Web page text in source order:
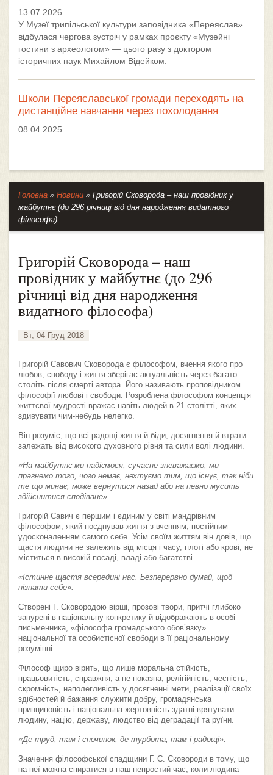
13.07.2026
У Музеї трипільської культури заповідника «Переяслав»
відбулася чергова зустріч у рамках проєкту «Музейні
гостини з археологом» — цього разу з доктором
історичних наук Михайлом Відейком.
Школи Переяславської громади переходять на
дистанційне навчання через похолодання
08.04.2025
Головна » Новини » Григорій Сковорода – наш провідник у
майбутнє (до 296 річниці від дня народження видатного
філософа)
Григорій Сковорода – наш
провідник у майбутнє (до 296
річниці від дня народження
видатного філософа)
Вт, 04 Груд 2018
Григорій Савович Сковорода є філософом, вчення якого про
любов, свободу і життя зберігає актуальність через багато
століть після смерті автора. Його називають проповідником
філософії любові і свободи. Розроблена філософом концепція
життєвої мудрості вражає навіть людей в 21 столітті, яких
здивувати чим-небудь нелегко.
Він розуміє, що всі радощі життя й біди, досягнення й втрати
залежать від високого духовного рівня та сили волі людини.
«На майбутнє ми надіємося, сучасне зневажаємо; ми
прагнемо того, чого немає, нехтуємо тим, що існує, так ніби
те що минає, може вернутися назад або на певно мусить
здійснитися сподіване».
Григорій Савич є першим і єдиним у світі мандрівним
філософом, який поєднував життя з вченням, постійним
удосконаленням самого себе. Усім своїм життям він довів, що
щастя людини не залежить від місця і часу, плоті або крові, не
міститься в високій посаді, владі або багатстві.
«Істинне щастя всередині нас. Безперервно думай, щоб
пізнати себе».
Створені Г. Сковородою вірші, прозові твори, притчі глибоко
занурені в національну конкретику й відображають в особі
письменника, «філософа громадського обов’язку»
національної та особистісної свободи в її раціональному
розумінні.
Філософ щиро вірить, що лише моральна стійкість,
працьовитість, справжня, а не показна, релігійність, чесність,
скромність, наполегливість у досягненні мети, реалізації своїх
здібностей й бажання служити добру, громадянська
принциповість і національна жертовність здатні врятувати
людину, націю, державу, людство від деградації та руїни.
«Де труд, там і спочинок, де турбота, там і радощі».
Значення філософської спадщини Г. С. Сковороди в тому, що
на неї можна спиратися в наш непростий час, коли людина